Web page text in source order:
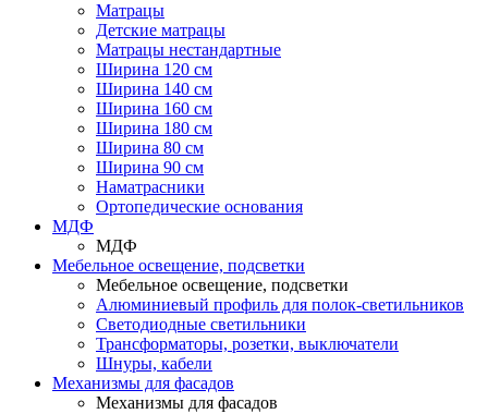
Матрацы
Детские матрацы
Матрацы нестандартные
Ширина 120 см
Ширина 140 см
Ширина 160 см
Ширина 180 см
Ширина 80 см
Ширина 90 см
Наматрасники
Ортопедические основания
МДФ
МДФ
Мебельное освещение, подсветки
Мебельное освещение, подсветки
Алюминиевый профиль для полок-светильников
Светодиодные светильники
Трансформаторы, розетки, выключатели
Шнуры, кабели
Механизмы для фасадов
Механизмы для фасадов